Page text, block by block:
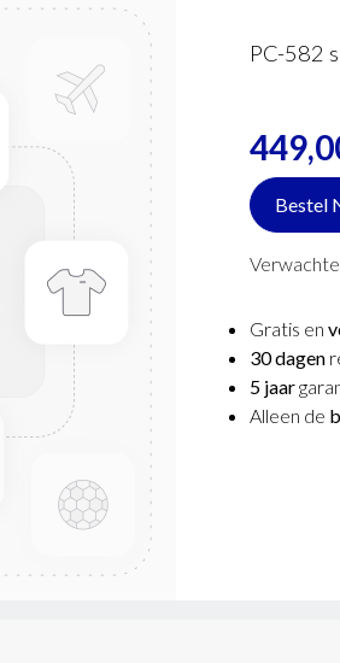
PC-582
Bestel
Gratis en
30 dagen
5 jaar
Alleen de